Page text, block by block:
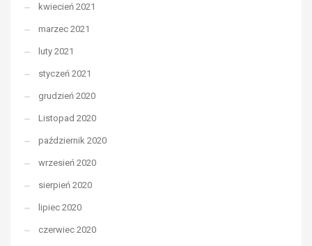
kwiecień 2021
marzec 2021
luty 2021
styczeń 2021
grudzień 2020
Listopad 2020
październik 2020
wrzesień 2020
sierpień 2020
lipiec 2020
czerwiec 2020